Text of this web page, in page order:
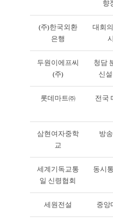
향
(주)한국외환
은행
대회
두원이에프씨
(주)
청담
신
롯데마트㈜
전국
삼현여자중학
교
방
세계기독교통
일 신령협회
동시
세원전설 중앙